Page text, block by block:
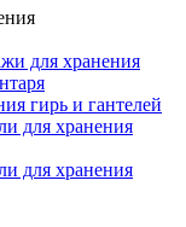
для хранения
гирь и гантелей
для хранения
для хранения